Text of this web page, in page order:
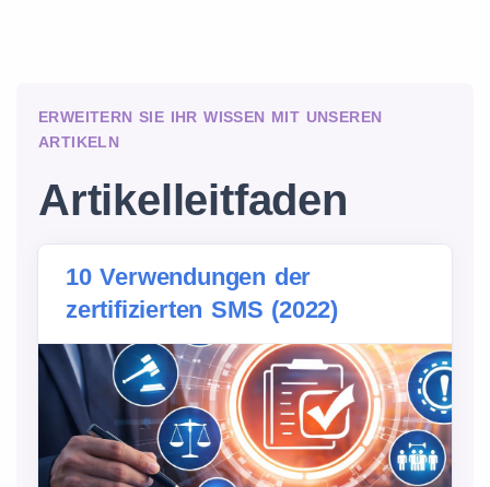
ERWEITERN SIE IHR WISSEN MIT UNSEREN
ARTIKELN
Artikelleitfaden
10 Verwendungen der
zertifizierten SMS (2022)